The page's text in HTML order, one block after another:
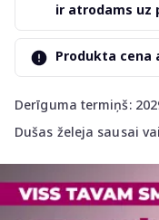
Derīguma termiņš:
Dušas želeja sausai
ir atrodams uz
Produkta cena